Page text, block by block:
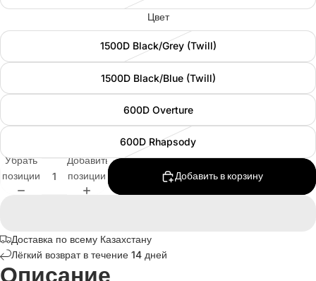
Цвет
1500D Black/Grey (Twill)
1500D Black/Blue (Twill)
600D Overture
600D Rhapsody
Убрать
позиции
Добавить
позиции
Добавить в корзину
Доставка по всему Казахстану
Лёгкий возврат в течение 14 дней
Описание